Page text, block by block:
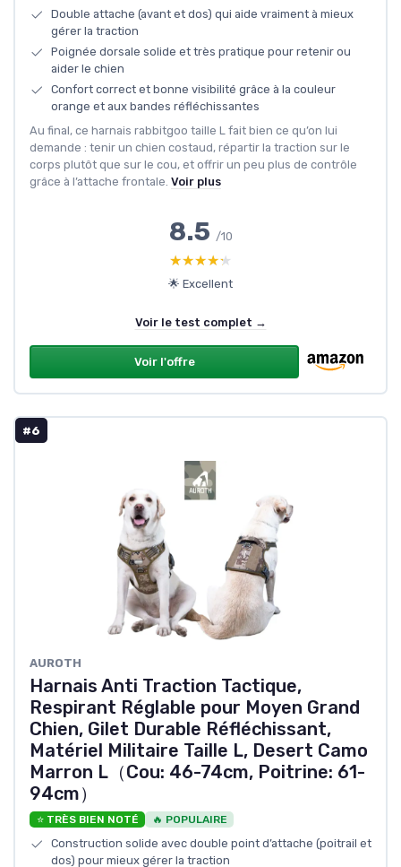
Double attache (avant et dos) qui aide vraiment à mieux
gérer la traction
Poignée dorsale solide et très pratique pour retenir ou
aider le chien
Confort correct et bonne visibilité grâce à la couleur
orange et aux bandes réfléchissantes
Au final, ce harnais rabbitgoo taille L fait bien ce qu’on lui
demande : tenir un chien costaud, répartir la traction sur le
corps plutôt que sur le cou, et offrir un peu plus de contrôle
grâce à l’attache frontale. Voir plus
8.5 /10
★★★★★
★★★★★
🌟 Excellent
Voir le test complet →
Voir l'offre
#6
AUROTH
Harnais Anti Traction Tactique,
Respirant Réglable pour Moyen Grand
Chien, Gilet Durable Réfléchissant,
Matériel Militaire Taille L, Desert Camo
Marron L（Cou: 46-74cm, Poitrine: 61-
94cm）
⭐ TRÈS BIEN NOTÉ 🔥 POPULAIRE
Construction solide avec double point d’attache (poitrail et
dos) pour mieux gérer la traction